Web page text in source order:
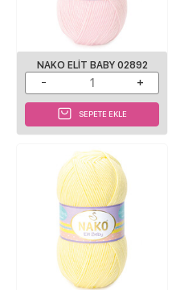
NAKO ELIT BABY 02892
SEPETE EKLE